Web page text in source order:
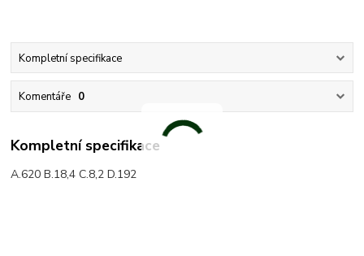
Kompletní specifikace
Komentáře 0
Kompletní specifikace
A.620 B.18,4 C.8,2 D.192